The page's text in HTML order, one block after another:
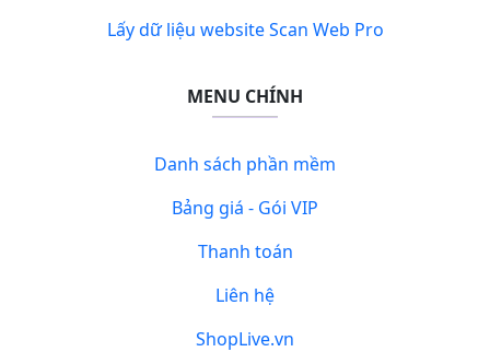
Lấy dữ liệu website Scan Web Pro
MENU CHÍNH
Danh sách phần mềm
Bảng giá - Gói VIP
Thanh toán
Liên hệ
ShopLive.vn